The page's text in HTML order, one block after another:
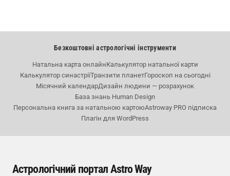
Безкоштовні астрологічні інструменти
Натальна карта онлайнКалькулятор натальної карти
Калькулятор синастріїТранзити планетГороскоп на сьогодні
Місячний календарДизайн людини — розрахунок
База знань Human Design
Персональна книга за натальною картоюAstroway PRO підписка
Плагін для WordPress
Астрологічний портал Astro Way